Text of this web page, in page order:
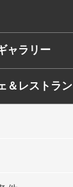
ャラリー
＆レストラン